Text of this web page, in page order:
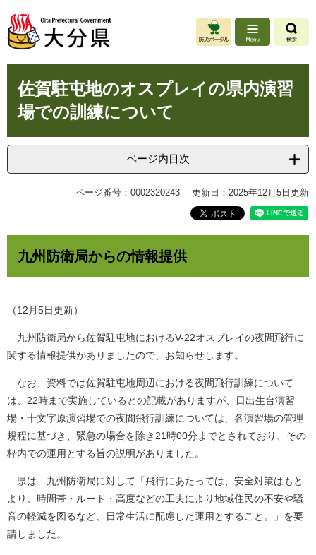
ジ
先
ュ
を
本
へ
佐賀駐屯地のオスプレイの県内演習
場での訓練について
ページ内目次
ページ番号：0002320243 更新日：2025年12月5日更新
九州防衛局からの情報提供
（12月5日更新）
九州防衛局から佐賀駐屯地におけるV-22オスプレイの夜間飛行に
関する情報提供がありましたので、お知らせします。
なお、資料では佐賀駐屯地周辺における夜間飛行訓練について
は、22時まで実施しているとの記載がありますが、日出生台演習
場・十文字原演習場での夜間飛行訓練については、各演習場の管理
規程に基づき、緊急の場合を除き21時00分までとされており、その
枠内での運用とする旨の説明がありました。
県は、九州防衛局に対して「飛行にあたっては、安全対策はもと
より、時間帯・ルート・高度などの工夫により地域住民の不安や騒
音の軽減を図るなど、日常生活に配慮した運用とすること。」を要
請しました。